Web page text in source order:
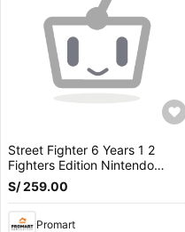
Street Fighter 6 Years 1 2
Fighters Edition Nintendo
Switch 2
S/ 259.00
Promart